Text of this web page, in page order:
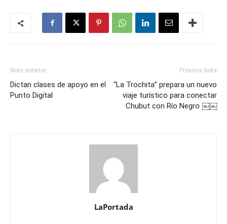
Nota anterior
Dictan clases de apoyo en el
Punto Digital
Próxima Nota
“La Trochita” prepara un nuevo
viaje turístico para conectar
Chubut con Río Negro ￼￼
LaPortada